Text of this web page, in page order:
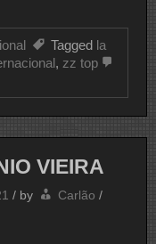
Tagged la
, zz top
VIEIRA
/ by Carlão /